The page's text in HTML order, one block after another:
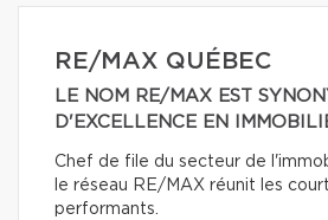
RE/MAX QUÉBEC
LE NOM RE/MAX EST
D'EXCELLENCE EN
Chef de file du secteur de
le réseau RE/MAX réunit les
performants.